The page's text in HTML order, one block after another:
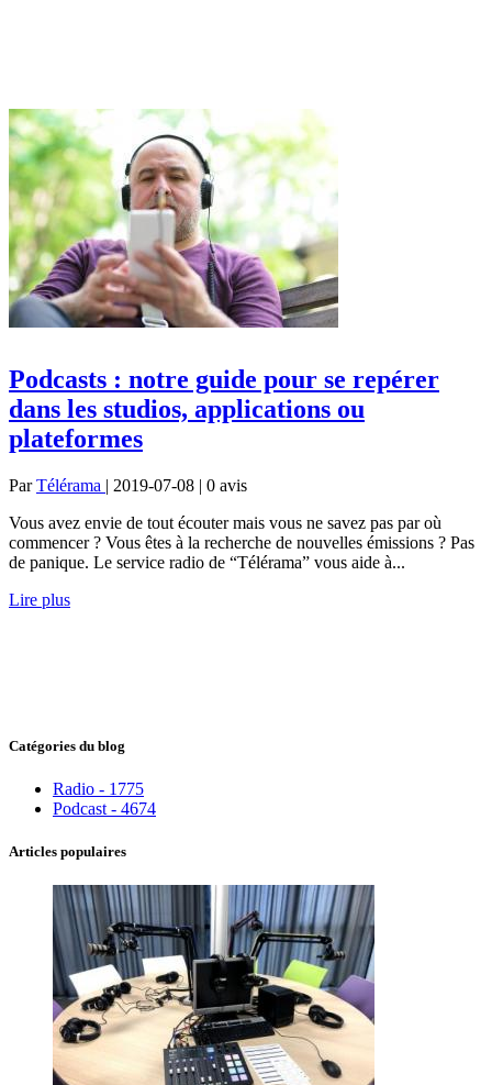
Podcasts : notre guide pour se repérer
dans les studios, applications ou
plateformes
ParTélérama | 2019-07-08 | 0 avis
Vous avez envie de tout écouter mais vous ne savez pas par où
commencer ? Vous êtes à la recherche de nouvelles émissions ? Pas
de panique. Le service radio de “Télérama” vous aide à...
Lire plus
Catégories du blog
Radio - 1775
Podcast - 4674
Articles populaires